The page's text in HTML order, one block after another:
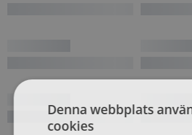
Denna webbplats
cookies